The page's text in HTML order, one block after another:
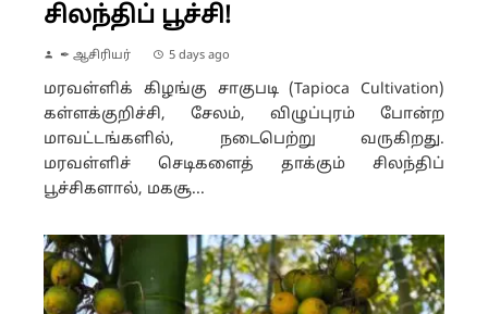
சிலந்திப் பூச்சி!
✒ ஆசிரியர் 5 days ago
மரவள்ளிக் கிழங்கு சாகுபடி (Tapioca Cultivation)
கள்ளக்குறிச்சி, சேலம், விழுப்புரம் போன்ற
மாவட்டங்களில், நடைபெற்று வருகிறது.
மரவள்ளிச் செடிகளைத் தாக்கும் சிலந்திப்
பூச்சிகளால், மகசூ...